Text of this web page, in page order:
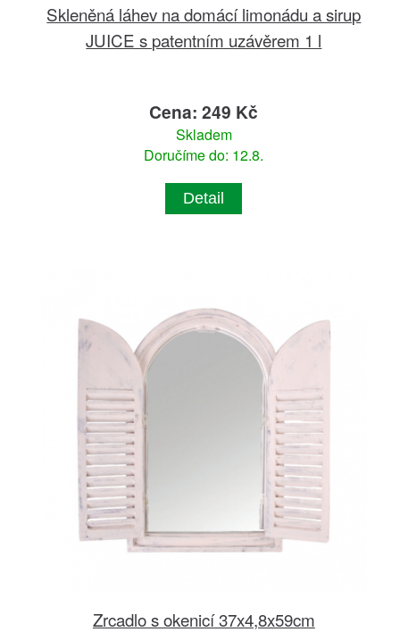
Skleněná láhev na domácí limonádu a sirup
JUICE s patentním uzávěrem 1 l
Cena: 249 Kč
Skladem
Doručíme do: 12.8.
Detail
Zrcadlo s okenicí 37x4,8x59cm